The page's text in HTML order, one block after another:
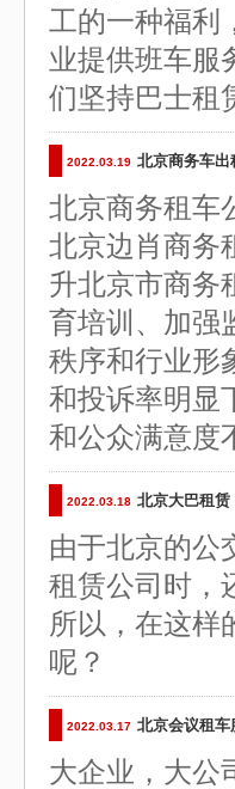
工的一种福利
业提供班车服
们坚持巴士租
2022.03.19 北京商务车
北京商务租车
北京边肖商务
升北京市商务
育培训、加强
秩序和行业形
和投诉率明显
和公众满意度
2022.03.18 北京大巴租
由于北京的公
租赁公司时，
所以，在这样
呢？
2022.03.17 北京会议租
大企业，大公